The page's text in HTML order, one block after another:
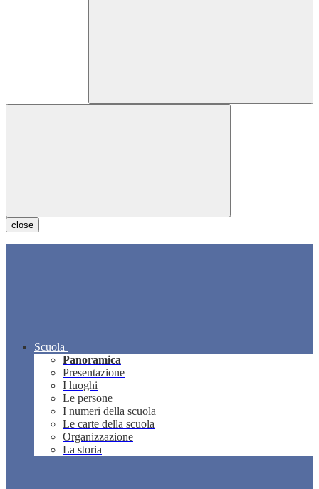
close
Scuola
Panoramica
Presentazione
I luoghi
Le persone
I numeri della scuola
Le carte della scuola
Organizzazione
La storia